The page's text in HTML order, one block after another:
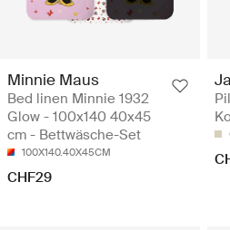
Minnie Maus
Bed linen Minnie 1932
Glow - 100x140 40x45
cm - Bettwäsche-Set
100X140.40X45CM
CHF29